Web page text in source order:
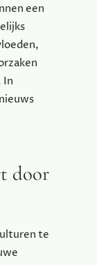
een
In
door
te